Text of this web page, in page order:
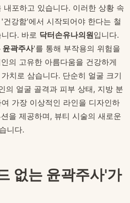
내포하고 있습니다. 이러한 상황 속
강함'에서 시작되어야 한다는 철
다. 바로 닥터손유나의원입니다.
윤곽주사'를 통해 부작용의 위험을
의 고유한 아름다움을 건강하게
치로 삼습니다. 단순히 얼굴 크기
의 얼굴 골격과 피부 상태, 지방 분
가장 이상적인 라인을 디자인하
을 제공하며, 뷰티 시술의 새로운
니다.
없는 윤곽주사'가